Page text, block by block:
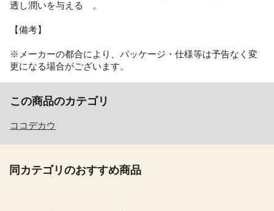
透し潤いを与える 。
【備考】
※メーカーの都合により、パッケージ・仕様等は予告なく変
更になる場合がございます。
この商品のカテゴリ
ココデカウ
同カテゴリのおすすめ商品